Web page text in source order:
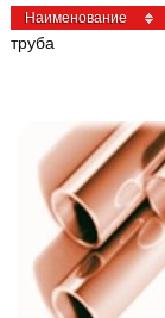
Наименование
труба